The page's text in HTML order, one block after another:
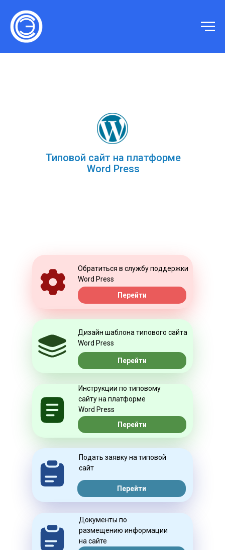
Типовой сайт на платформе
Word Press
Обратиться в службу поддержки
Word Press
Дизайн шаблона типового сайта
Word Press
Инструкции по типовому
сайту на платформе
Word Press
Перейти
Перейти
Перейти
Подать заявку на типовой
сайт
Перейти
Документы по
размещению информации
на сайте